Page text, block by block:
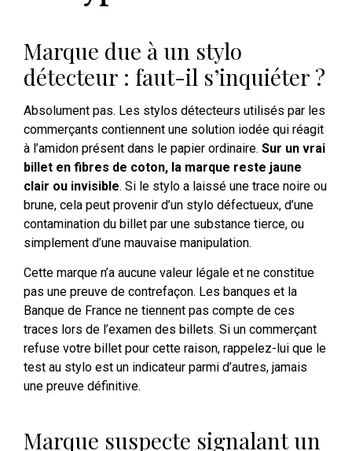
Marque due à un stylo
détecteur : faut-il s’inquiéter ?
Absolument pas. Les stylos détecteurs utilisés par les
commerçants contiennent une solution iodée qui réagit
à l’amidon présent dans le papier ordinaire. Sur un vrai
billet en fibres de coton, la marque reste jaune
clair ou invisible. Si le stylo a laissé une trace noire ou
brune, cela peut provenir d’un stylo défectueux, d’une
contamination du billet par une substance tierce, ou
simplement d’une mauvaise manipulation.
Cette marque n’a aucune valeur légale et ne constitue
pas une preuve de contrefaçon. Les banques et la
Banque de France ne tiennent pas compte de ces
traces lors de l’examen des billets. Si un commerçant
refuse votre billet pour cette raison, rappelez-lui que le
test au stylo est un indicateur parmi d’autres, jamais
une preuve définitive.
Marque suspecte signalant un